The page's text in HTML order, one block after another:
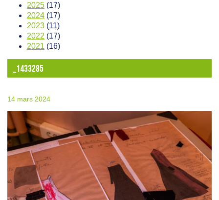
2025 (17)
2024 (17)
2023 (11)
2022 (17)
2021 (16)
_1433285
14 mars 2024